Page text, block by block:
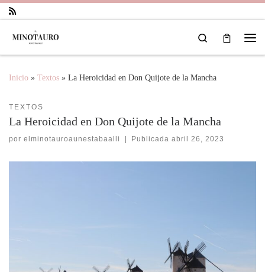
Saltar al contenido
Search
Inicio » Textos » La Heroicidad en Don Quijote de la Mancha
TEXTOS
La Heroicidad en Don Quijote de la Mancha
por elminotauroaunestabaalli Publicadaabril 26, 2023